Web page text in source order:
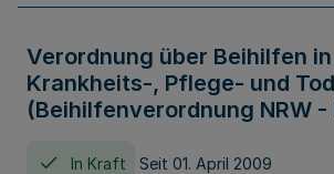
Verordnung über Beihilfen
Krankheits-, Pflege- und
(Beihilfenverordnung NRW -
In Kraft Seit 01. April 2009